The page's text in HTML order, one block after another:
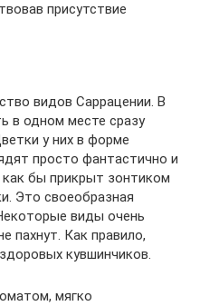
присутствие
видов Саррацении. В
в одном месте сразу
у них в форме
просто фантастично и
как бы прикрыт зонтиком
Это своеобразная
виды очень
пахнут. Как правило,
кувшинчиков.
мягко